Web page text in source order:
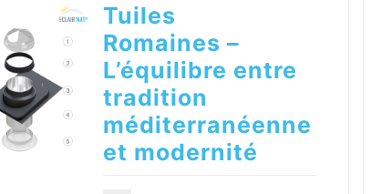
Tuiles
Romaines –
L’équilibre entre
tradition
méditerranéenne
et modernité